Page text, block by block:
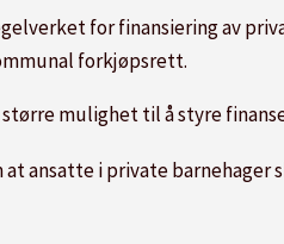
for finansiering av
forkjøpsrett.
større mulighet til å styre
at ansatte i private barnehager